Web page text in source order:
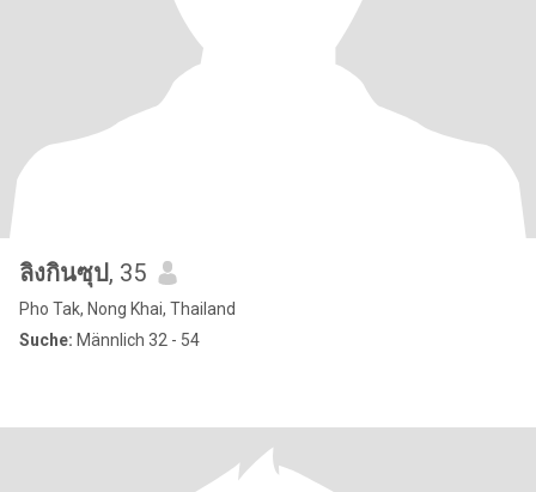
ลิงกินซุป, 35
Pho Tak, Nong Khai, Thailand
Suche: Männlich 32 - 54